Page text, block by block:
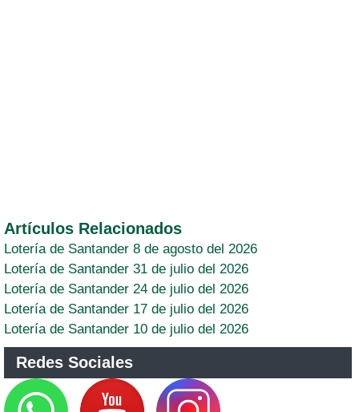
Artículos Relacionados
Lotería de Santander 8 de agosto del 2026
Lotería de Santander 31 de julio del 2026
Lotería de Santander 24 de julio del 2026
Lotería de Santander 17 de julio del 2026
Lotería de Santander 10 de julio del 2026
Redes Sociales